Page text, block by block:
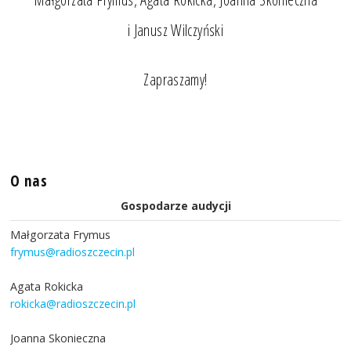
i Janusz Wilczyński
Zapraszamy!
O nas
Gospodarze audycji
Małgorzata Frymus
frymus@radioszczecin.pl
Agata Rokicka
rokicka@radioszczecin.pl
Joanna Skonieczna